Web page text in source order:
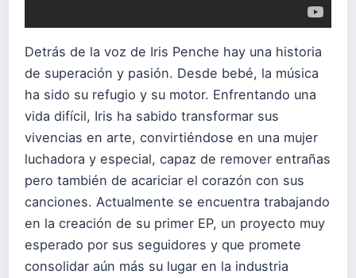
Detrás de la voz de Iris Penche hay una historia
de superación y pasión. Desde bebé, la música
ha sido su refugio y su motor. Enfrentando una
vida difícil, Iris ha sabido transformar sus
vivencias en arte, convirtiéndose en una mujer
luchadora y especial, capaz de remover entrañas
pero también de acariciar el corazón con sus
canciones. Actualmente se encuentra trabajando
en la creación de su primer EP, un proyecto muy
esperado por sus seguidores y que promete
consolidar aún más su lugar en la industria